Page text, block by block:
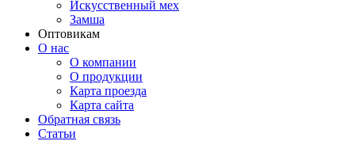
Искусственный мех
Замша
Оптовикам
О нас
О компании
О продукции
Карта проезда
Карта сайта
Обратная связь
Статьи